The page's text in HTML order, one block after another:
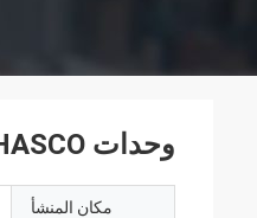
وحدات HASCO المنزلقة H.Z4292 أجزاء آلة صب حقن البلاستيك
مكان المنشأ